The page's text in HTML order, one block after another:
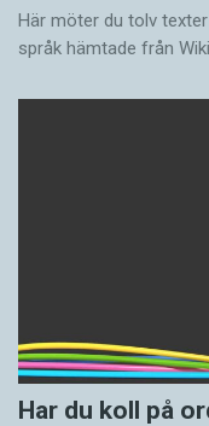
Här möter du tolv
språk hämtade från
Har du koll på